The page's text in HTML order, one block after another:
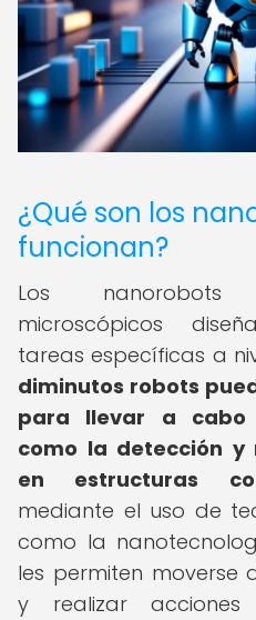
¿Qué son los
funcionan?
Los nanorobots
microscópicos
tareas específicas a
diminutos robots
para llevar a cabo
como la detección
en estructuras
mediante el uso de
como la
les permiten moverse
y realizar